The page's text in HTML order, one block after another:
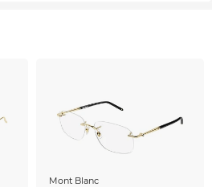
Mont Blanc